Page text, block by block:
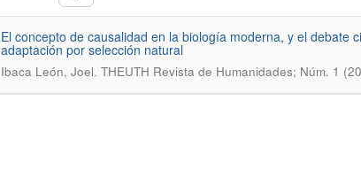
El concepto de causalidad en la biología moderna, y el debate
adaptación por selección natural
Ibaca León, Joel. THEUTH Revista de Humanidades; Núm. 1